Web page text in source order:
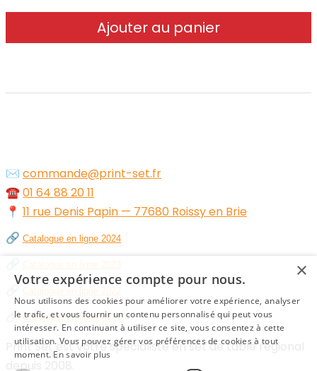
✉️ commande@print-set.fr
☎️01 64 88 20 11
📍 11 rue Denis Papin — 77680 Roissy en Brie
🔗 Catalogue en ligne 2024
🔗 Catalogue en ligne 2021
Print Set est votre spécialiste en set de table régional
depuis 2008.
×
Votre expérience compte pour nous.
Nous utilisons des cookies pour améliorer votre expérience, analyser
le trafic, et vous fournir un contenu personnalisé qui peut vous
intéresser. En continuant à utiliser ce site, vous consentez à cette
utilisation. Vous pouvez gérer vos préférences de cookies à tout
moment. En savoir plus